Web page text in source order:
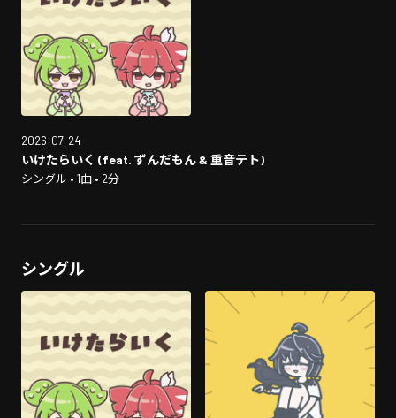
2026-07-24
いけたらいく (feat. ずんだもん & 重音テト)
シングル • 1曲 • 2分
シングル